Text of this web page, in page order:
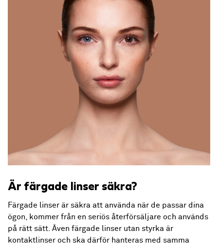
Är färgade linser säkra?
Färgade linser är säkra att använda när de passar dina
ögon, kommer från en seriös återförsäljare och används
på rätt sätt. Även färgade linser utan styrka är
kontaktlinser och ska därför hanteras med samma